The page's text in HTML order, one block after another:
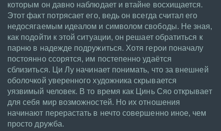
которым он давно наблюдает и втайне восхищается.
Этот факт потрясает его, ведь он всегда считал его
недосягаемым идеалом и символом свободы. Не зная,
как подойти к этой ситуации, он решает обратиться к
парню в надежде подружиться. Хотя герои поначалу
постоянно ссорятся, им постепенно удаётся
сблизиться. Ци Лу начинает понимать, что за внешней
оболочкой уверенного художника скрывается
уязвимый человек. В то время как Цинь Сяо открывает
для себя мир возможностей. Но их отношения
начинают перерастать в нечто совершенно иное, чем
просто дружба.